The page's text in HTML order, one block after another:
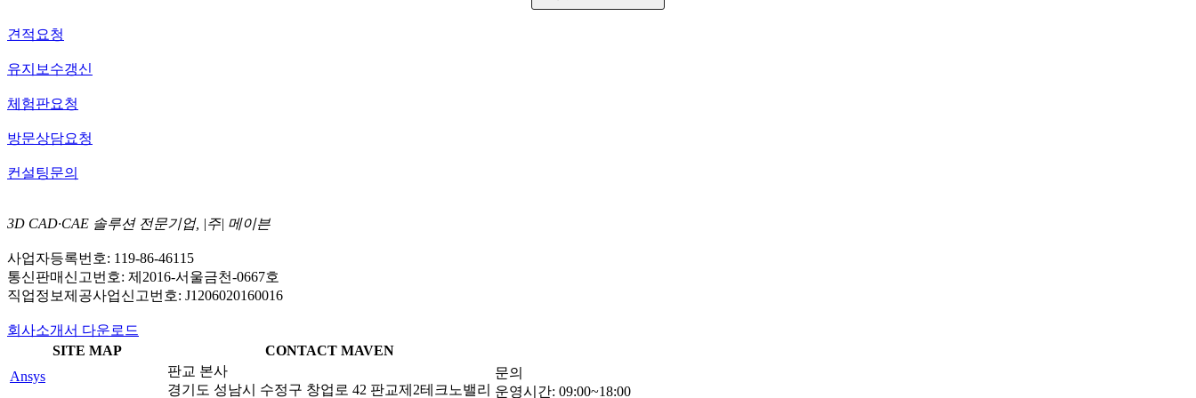
견적요청
유지보수갱신
체험판요청
방문상담요청
컨설팅문의
3D CAD·CAE 솔루션 전문기업, |주| 메이븐
사업자등록번호: 119-86-46115
통신판매신고번호: 제2016-서울금천-0667호
직업정보제공사업신고번호: J1206020160016
회사소개서 다운로드
SITE MAP
CONTACT MAVEN
Ansys
판교 본사
경기도 성남시 수정구 창업로 42 판교제2테크노밸리
문의
운영시간: 09:00~18:00